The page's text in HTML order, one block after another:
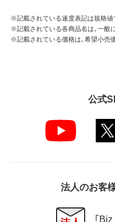
※記載されている速度表記は規格値
※記載されている各商品名は、一般
※記載されている価格は、希望小売
公式
法人のお客
「